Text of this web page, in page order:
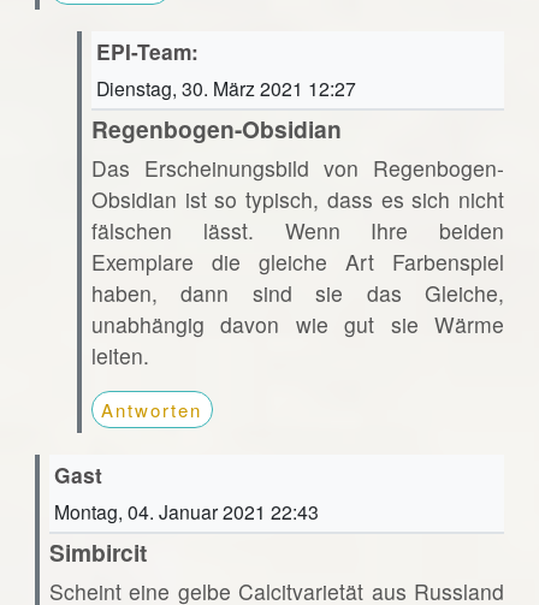
EPI-Team:
Dienstag, 30. März 2021 12:27
Regenbogen-Obsidian
Das Erscheinungsbild von Regenbogen-
Obsidian ist so typisch, dass es sich nicht
fälschen lässt. Wenn Ihre beiden
Exemplare die gleiche Art Farbenspiel
haben, dann sind sie das Gleiche,
unabhängig davon wie gut sie Wärme
leiten.
Antworten
Gast
Montag, 04. Januar 2021 22:43
Simbircit
Scheint eine gelbe Calcitvarietät aus Russland